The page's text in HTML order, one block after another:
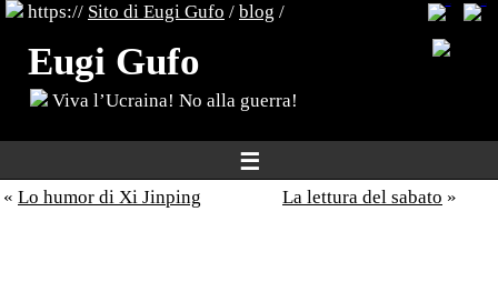
https:// Sito di Eugi Gufo / blog /
Eugi Gufo
Viva l’Ucraina! No alla guerra!
☰
« Lo humor di Xi Jinping La lettura del sabato »